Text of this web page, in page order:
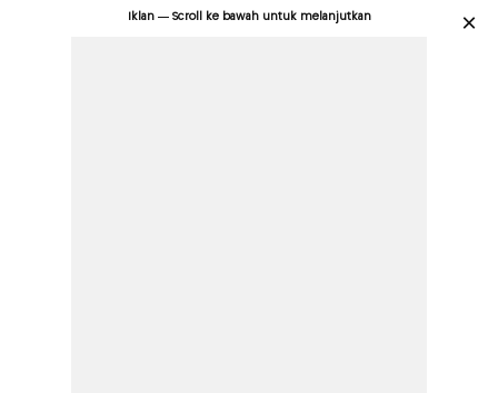
Iklan — Scroll ke bawah untuk melanjutkan ×